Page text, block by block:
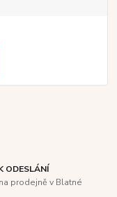
ODESLÁNÍ
prodejně v Blatné